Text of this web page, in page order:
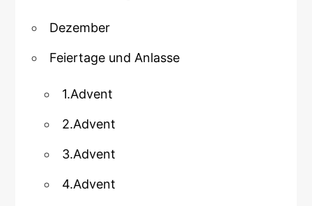
Dezember
Feiertage und Anlasse
1.Advent
2.Advent
3.Advent
4.Advent